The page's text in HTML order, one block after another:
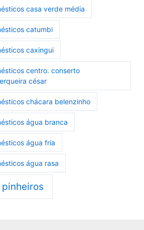
casa verde média
catumbi
caxingui
centro. conserto
césar
chácara belenzinho
água branca
água fria
água rasa